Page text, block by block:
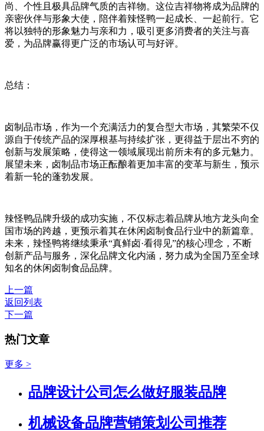
尚、个性且极具品牌气质的吉祥物。这位吉祥物将成为品牌的
亲密伙伴与形象大使，陪伴着辣怪鸭一起成长、一起前行。它
将以独特的形象魅力与亲和力，吸引更多消费者的关注与喜
爱，为品牌赢得更广泛的市场认可与好评。
总结：
卤制品市场，作为一个充满活力的复合型大市场，其繁荣不仅
源自于传统产品的深厚根基与持续扩张，更得益于层出不穷的
创新与发展策略，使得这一领域展现出前所未有的多元魅力。
展望未来，卤制品市场正酝酿着更加丰富的变革与新生，预示
着新一轮的蓬勃发展。
辣怪鸭品牌升级的成功实施，不仅标志着品牌从地方龙头向全
国市场的跨越，更预示着其在休闲卤制食品行业中的新篇章。
未来，辣怪鸭将继续秉承“真鲜卤·看得见”的核心理念，不断
创新产品与服务，深化品牌文化内涵，努力成为全国乃至全球
知名的休闲卤制食品品牌。
上一篇
返回列表
下一篇
热门文章
更多 >
品牌设计公司怎么做好服装品牌
机械设备品牌营销策划公司推荐